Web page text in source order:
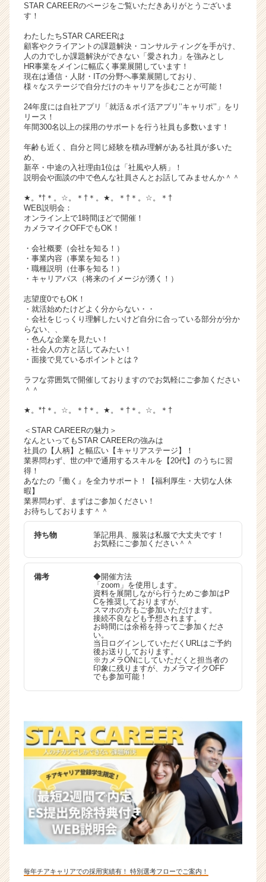
ウ
が
届
く
就
活
イ
チ
ア
ャ
リ
h
e
e
r
C
a
e
e
STAR CAREERのページをご覧いただきありがとうございま
す！
わたしたちSTAR CAREERは
顧客やクライアントの課題解決・コンサルティングを手がけ、
人の力でしか課題解決ができない「愛され力」を強みとし
HR事業をメインに幅広く事業展開しています！
現在は通信・人財・ITの分野へ事業展開しており、
様々なステージで自分だけのキャリアを歩むことが可能！
24年度には自社アプリ「就活＆ポイ活アプリ’’キャリポ’’」をリ
リース！
年間300名以上の採用のサポートを行う社員も多数います！
年齢も近く、自分と同じ経験を積み理解がある社員が多いた
め、
新卒・中途の入社理由1位は「社風や人柄」！
説明会や面談の中で色んな社員さんとお話してみませんか＾＾
★。*†＊。☆。＊†＊。★。＊†＊。☆。＊†
WEB説明会：
オンライン上で1時間ほどで開催！
カメラマイクOFFでもOK！
・会社概要（会社を知る！）
・事業内容（事業を知る！）
・職種説明（仕事を知る！）
・キャリアパス（将来のイメージが湧く！）
志望度0でもOK！
・就活始めたけどよく分からない・・
・会社をじっくり理解したいけど自分に合っている部分が分か
らない、、
・色んな企業を見たい！
・社会人の方と話してみたい！
・面接で見ているポイントとは？
ラフな雰囲気で開催しておりますのでお気軽にご参加ください
＾＾
★。*†＊。☆。＊†＊。★。＊†＊。☆。＊†
＜STAR CAREERの魅力＞
なんといってもSTAR CAREERの強みは
社員の【人柄】と幅広い【キャリアステージ】！
業界問わず、世の中で通用するスキルを【20代】のうちに習
得！
あなたの『働く』を全力サポート！【福利厚生・大切な人休
暇】
業界問わず、まずはご参加ください！
お待ちしております＾＾
持ち物
筆記用具、服装は私服で大丈夫です！
お気軽にご参加ください＾＾
備考
◆開催方法
「zoom」を使用します。
資料を展開しながら行うためご参加はP
Cを推奨しておりますが、
スマホの方もご参加いただけます。
接続不良なども予想されます。
お時間には余裕を持ってご参加くださ
い。
当日ログインしていただくURLはご予約
後お送りしております。
※カメラONにしていただくと担当者の
印象に残りますが、カメラマイクOFF
でも参加可能！
毎年チアキャリアでの採用実績有！ 特別選考フローでご案内！